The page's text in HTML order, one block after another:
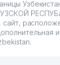
ЧП
ООО
сайт,